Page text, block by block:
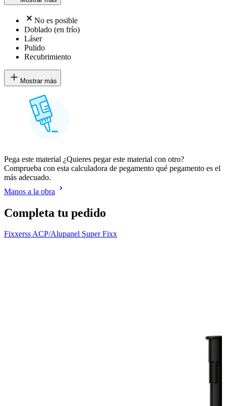
No es posible
Doblado (en frío)
Láser
Pulido
Recubrimiento
Mostrar más
Pega este material ¿Quieres pegar este material con otro?
Comprueba con esta calculadora de pegamento qué pegamento es el
más adecuado.
Manos a la obra
Completa tu pedido
Fixxerss ACP/Alupanel Super Fixx